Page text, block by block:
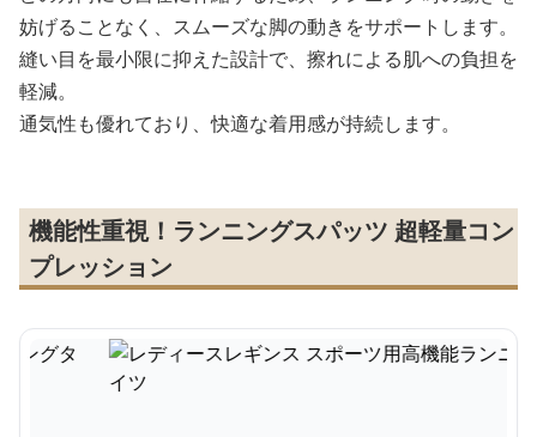
妨げることなく、スムーズな脚の動きをサポートします。
縫い目を最小限に抑えた設計で、擦れによる肌への負担を
軽減。
通気性も優れており、快適な着用感が持続します。
機能性重視！ランニングスパッツ 超軽量コン
プレッション